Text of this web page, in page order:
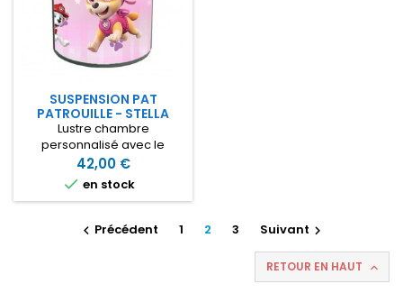
SUSPENSION PAT
PATROUILLE - STELLA
Lustre chambre
personnalisé avec le
prénom de votre fille sur le
thème de la Pat patrouille
avec Stella Lustre en tissu
hauteur
42,00 €
 en stock
 Précédent 1 2 3 Suivant 
RETOUR EN HAUT 